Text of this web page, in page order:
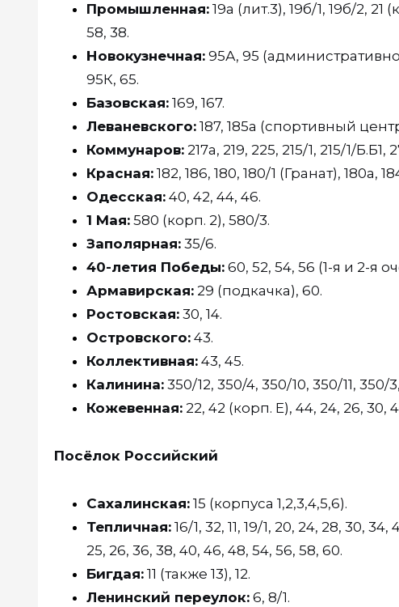
Промышленная: 19а (лит.3), 19б/1, 19б/2, 21
58, 38.
Новокузнечная: 95А, 95
95К, 65.
Базовская: 169, 167.
Леваневского: 187, 185а (спортивный
Коммунаров: 217а, 219, 225, 215/1, 215/1/Б.Б1,
Красная: 182, 186, 180, 180/1 (Гранат), 180а,
Одесская: 40, 42, 44, 46.
1 Мая: 580 (корп. 2), 580/3.
Заполярная: 35/6.
40-летия Победы: 60, 52, 54, 56 (1-я и 2-я
Армавирская: 29 (подкачка), 60.
Ростовская: 30, 14.
Островского: 43.
Коллективная: 43, 45.
Калинина: 350/12, 350/4, 350/10, 350/11,
Кожевенная: 22, 42 (корп. Е), 44, 24, 26, 30,
Посёлок Российский
Сахалинская: 15 (корпуса 1,2,3,4,5,6).
Тепличная: 16/1, 32, 11, 19/1, 20, 24, 28, 30,
25, 26, 36, 38, 40, 46, 48, 54, 56, 58, 60.
Бигдая: 11 (также 13), 12.
Ленинский переулок: 6, 8/1.